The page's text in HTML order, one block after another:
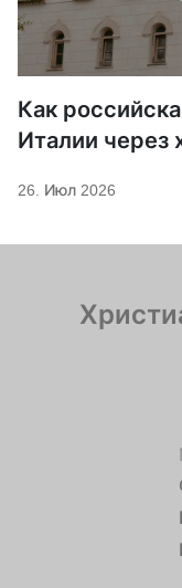
Как
Италии через
26. Июл 2026